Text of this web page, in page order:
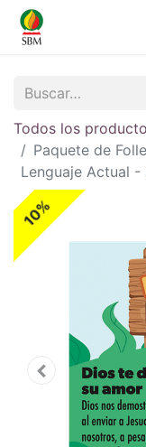
Todos los
Paquete de
Lenguaje Actual -
10%